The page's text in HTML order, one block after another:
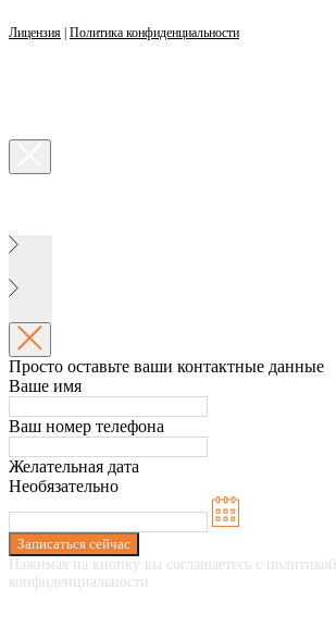
Лицензия Политика конфиденциальности
Просто оставьте ваши контактные данные
Ваше имя
Ваш номер телефона
Желательная дата
Необязательно
Записаться сейчас
Нажимая на кнопку вы соглашаетесь с политикой
конфиденциальности